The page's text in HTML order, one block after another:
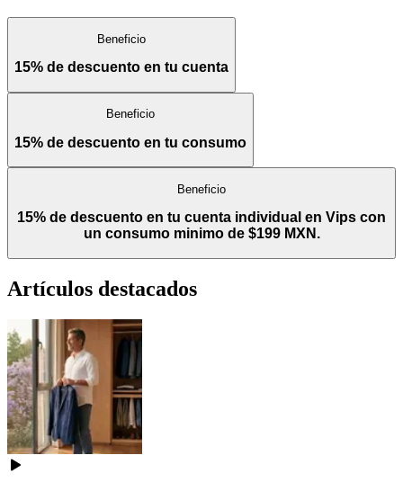
Beneficio
15% de descuento en tu cuenta
Beneficio
15% de descuento en tu consumo
Beneficio
15% de descuento en tu cuenta individual en Vips con
un consumo minimo de $199 MXN.
Artículos destacados